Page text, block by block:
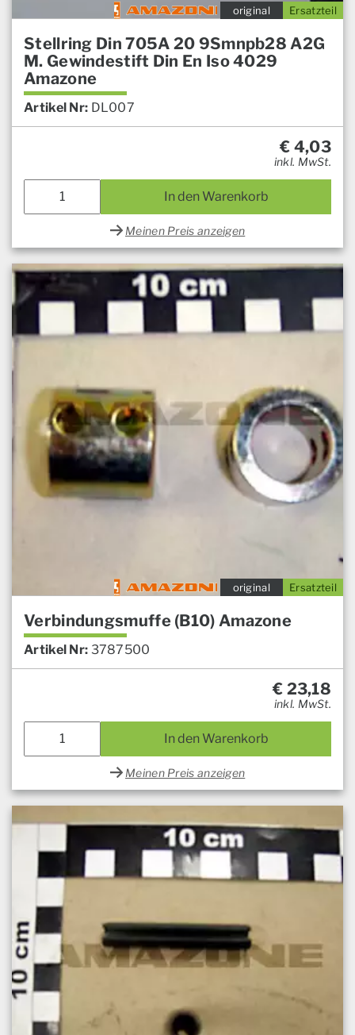
Ersatzteil
original
Stellring Din 705A 20 9Smnpb28 A2G
M. Gewindestift Din En Iso 4029
Amazone
Artikel Nr: DL007
€ 4,03
inkl. MwSt.
In den Warenkorb
Meinen Preis anzeigen
Ersatzteil
original
Verbindungsmuffe (B10) Amazone
Artikel Nr: 3787500
€ 23,18
inkl. MwSt.
In den Warenkorb
Meinen Preis anzeigen